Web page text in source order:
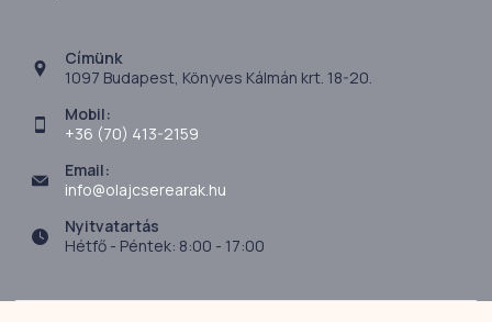
Címünk
1097 Budapest, Könyves Kálmán krt. 18-20.
Mobil:
+36 (70) 413-2159
Email:
info@olajcserearak.hu
Nyitvatartás
Hétfő - Péntek: 8:00 - 17:00